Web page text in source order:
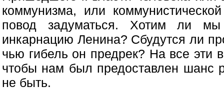
коммунизма, или
повод задуматься. Хотим ли
инкарнацию Ленина? Сбудутся ли
чью гибель он предрек? На все эти
чтобы нам был предоставлен шанс
не быть.